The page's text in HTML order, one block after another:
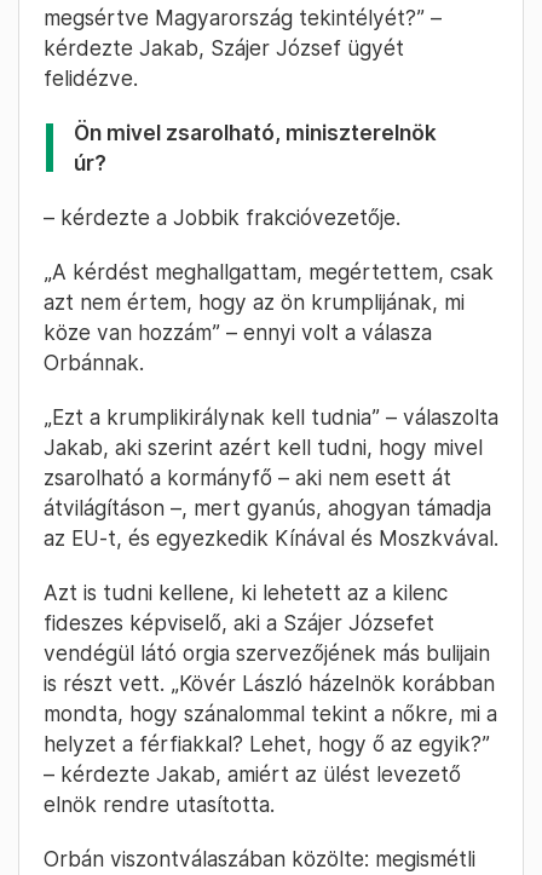
megsértve Magyarország tekintélyét?” –
kérdezte Jakab, Szájer József ügyét
felidézve.
Ön mivel zsarolható, miniszterelnök
úr?
– kérdezte a Jobbik frakcióvezetője.
„A kérdést meghallgattam, megértettem, csak
azt nem értem, hogy az ön krumplijának, mi
köze van hozzám” – ennyi volt a válasza
Orbánnak.
„Ezt a krumplikirálynak kell tudnia” – válaszolta
Jakab, aki szerint azért kell tudni, hogy mivel
zsarolható a kormányfő – aki nem esett át
átvilágításon –, mert gyanús, ahogyan támadja
az EU-t, és egyezkedik Kínával és Moszkvával.
Azt is tudni kellene, ki lehetett az a kilenc
fideszes képviselő, aki a Szájer Józsefet
vendégül látó orgia szervezőjének más bulijain
is részt vett. „Kövér László házelnök korábban
mondta, hogy szánalommal tekint a nőkre, mi a
helyzet a férfiakkal? Lehet, hogy ő az egyik?”
– kérdezte Jakab, amiért az ülést levezető
elnök rendre utasította.
Orbán viszontválaszában közölte: megismétli